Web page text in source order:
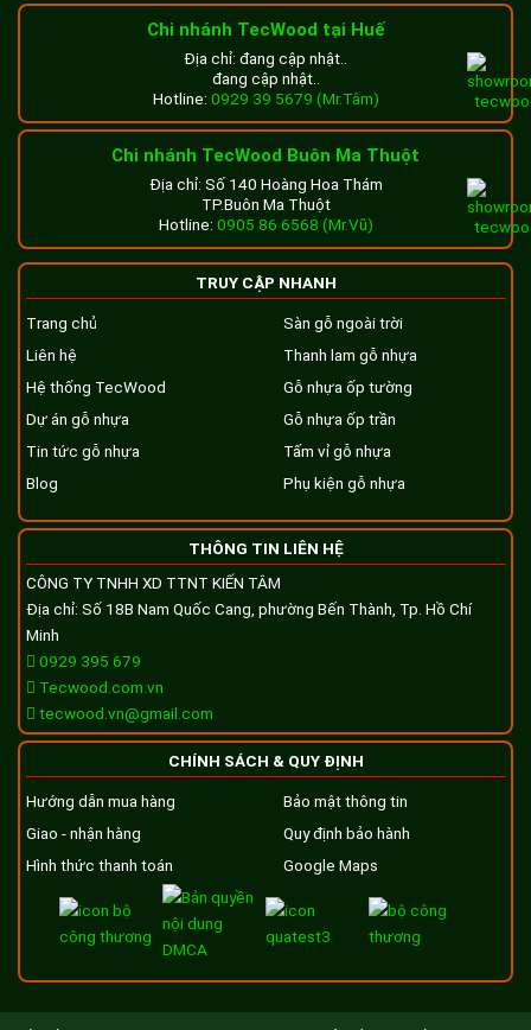
Chi nhánh TecWood tại Huế
Địa chỉ: đang cập nhật..
đang cập nhật..
Hotline: 0929 39 5679 (Mr.Tâm)
Chi nhánh TecWood Buôn Ma Thuột
Địa chỉ: Số 140 Hoàng Hoa Thám
TP.Buôn Ma Thuột
Hotline: 0905 86 6568 (Mr.Vũ)
TRUY CẬP NHANH
Trang chủ
Liên hệ
Hệ thống TecWood
Dự án gỗ nhựa
Tin tức gỗ nhựa
Blog
Sàn gỗ ngoài trời
Thanh lam gỗ nhựa
Gỗ nhựa ốp tường
Gỗ nhựa ốp trần
Tấm vỉ gỗ nhựa
Phụ kiện gỗ nhựa
THÔNG TIN LIÊN HỆ
CÔNG TY TNHH XD TTNT KIẾN TÂM
Địa chỉ: Số 18B Nam Quốc Cang, phường Bến Thành, Tp. Hồ Chí
Minh
0929 395 679
Tecwood.com.vn
tecwood.vn@gmail.com
CHÍNH SÁCH & QUY ĐỊNH
Hướng dẫn mua hàng
Giao - nhận hàng
Hình thức thanh toán
Bảo mật thông tin
Quy định bảo hành
Google Maps